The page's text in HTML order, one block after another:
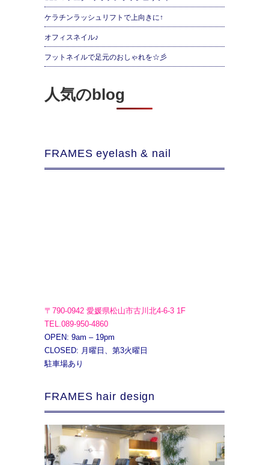
ケラチンラッシュリフトで上向きに↑
オフィスネイル♪
フットネイルで足元のおしゃれを☆彡
人気のblog
FRAMES eyelash & nail
〒790-0942 愛媛県松山市古川北4-6-3 1F
TEL.089-950-4860
OPEN: 9am – 19pm
CLOSED: 月曜日、第3火曜日
駐車場あり
FRAMES hair design